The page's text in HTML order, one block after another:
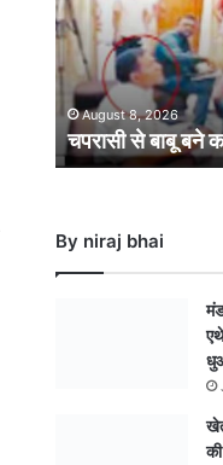
कर्मचारी
के
पास
करोड़ों
की
संपत्ति
August 8, 2026
चपरासी से बाबू बने
By niraj bhai